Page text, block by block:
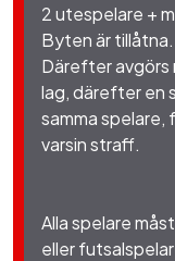
2 utespelare +
Byten är tillåtna.
Därefter avgörs
lag, därefter en
samma spelare,
varsin straff.
Alla spelare
eller